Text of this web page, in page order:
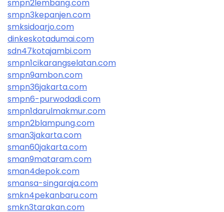
smpn2lembang.com
smpn3kepanjen.com
smksidoarjo.com
dinkeskotadumai.com
sdn47kotajambi.com
smpn1cikarangselatan.com
smpn9ambon.com
smpn36jakarta.com
smpn6-purwodadi.com
smpn1darulmakmur.com
smpn2blampung.com
sman3jakarta.com
sman60jakarta.com
sman9mataram.com
sman4depok.com
smansa-singaraja.com
smkn4pekanbaru.com
smkn3tarakan.com